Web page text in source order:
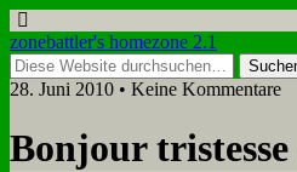
zonebattler's homezone 2.1
28. Juni 2010 • Keine Kommentare
Bon­jour tri­stesse